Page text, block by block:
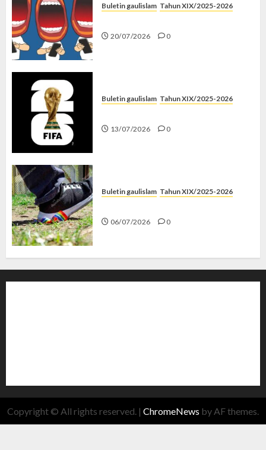
Buletin gaulislam Tahun XIX/2025-2026
20/07/2026 0
Buletin gaulislam Tahun XIX/2025-2026
13/07/2026 0
Buletin gaulislam Tahun XIX/2025-2026
06/07/2026 0
Copyright © All rights reserved. | ChromeNews by AF themes.